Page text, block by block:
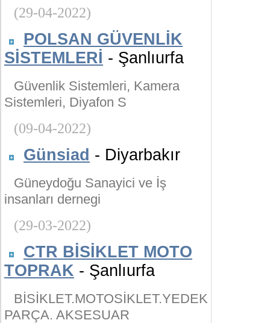
(29-04-2022)
POLSAN GÜVENLİK
SİSTEMLERİ - Şanlıurfa
Güvenlik Sistemleri, Kamera
Sistemleri, Diyafon S
(09-04-2022)
Günsiad - Diyarbakır
Güneydoğu Sanayici ve İş
insanları dernegi
(29-03-2022)
CTR BİSİKLET MOTO
TOPRAK - Şanlıurfa
BİSİKLET.MOTOSİKLET.YEDEK
PARÇA. AKSESUAR